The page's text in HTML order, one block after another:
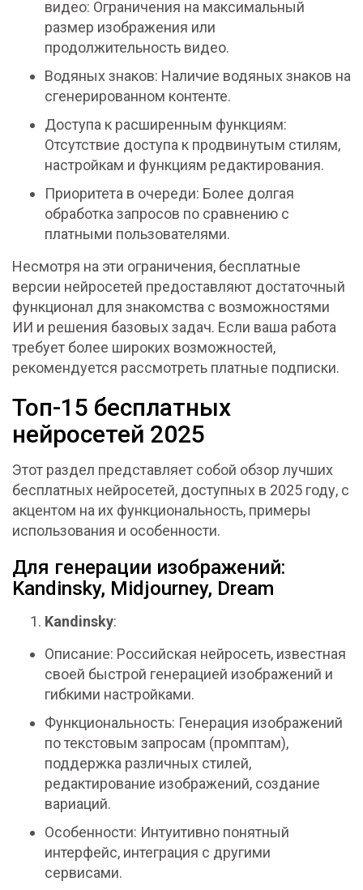
видео: Ограничения на максимальный
размер изображения или
продолжительность видео.
Водяных знаков: Наличие водяных знаков на
сгенерированном контенте.
Доступа к расширенным функциям:
Отсутствие доступа к продвинутым стилям,
настройкам и функциям редактирования.
Приоритета в очереди: Более долгая
обработка запросов по сравнению с
платными пользователями.
Несмотря на эти ограничения, бесплатные
версии нейросетей предоставляют достаточный
функционал для знакомства с возможностями
ИИ и решения базовых задач. Если ваша работа
требует более широких возможностей,
рекомендуется рассмотреть платные подписки.
Топ-15 бесплатных
нейросетей 2025
Этот раздел представляет собой обзор лучших
бесплатных нейросетей, доступных в 2025 году, с
акцентом на их функциональность, примеры
использования и особенности.
Для генерации изображений:
Kandinsky, Midjourney, Dream
Kandinsky:
Описание: Российская нейросеть, известная
своей быстрой генерацией изображений и
гибкими настройками.
Функциональность: Генерация изображений
по текстовым запросам (промптам),
поддержка различных стилей,
редактирование изображений, создание
вариаций.
Особенности: Интуитивно понятный
интерфейс, интеграция с другими
сервисами.